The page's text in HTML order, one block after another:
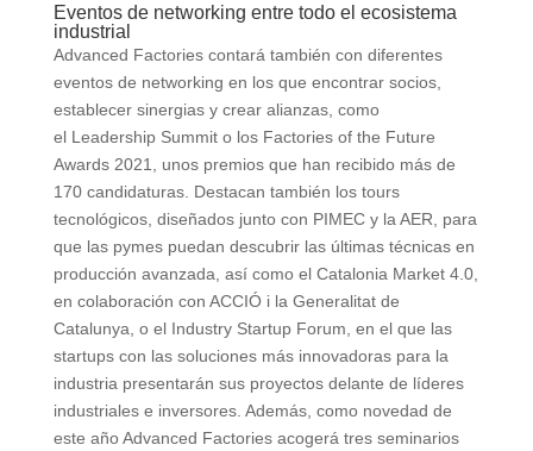
Eventos de networking entre todo el ecosistema
industrial
Advanced Factories contará también con diferentes
eventos de networking en los que encontrar socios,
establecer sinergias y crear alianzas, como
el Leadership Summit o los Factories of the Future
Awards 2021, unos premios que han recibido más de
170 candidaturas. Destacan también los tours
tecnológicos, diseñados junto con PIMEC y la AER, para
que las pymes puedan descubrir las últimas técnicas en
producción avanzada, así como el Catalonia Market 4.0,
en colaboración con ACCIÓ i la Generalitat de
Catalunya, o el Industry Startup Forum, en el que las
startups con las soluciones más innovadoras para la
industria presentarán sus proyectos delante de líderes
industriales e inversores. Además, como novedad de
este año Advanced Factories acogerá tres seminarios